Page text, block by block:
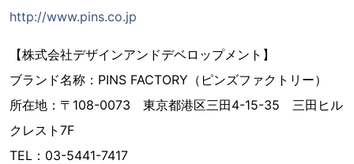
http://www.pins.co.jp
【株式会社デザインアンドデベロップメント】
ブランド名称：PINS FACTORY（ピンズファクトリー）
所在地：〒108-0073 東京都港区三田4-15-35 三田ヒル
クレスト7F
TEL：03-5441-7417